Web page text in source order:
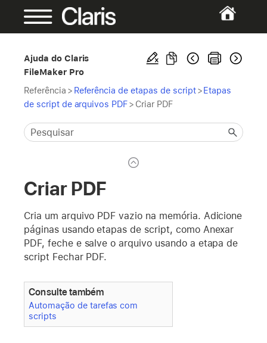
Ajuda do Claris
FileMaker Pro
Referência > Referência de etapas de script >Etapas
de script de arquivos PDF> Criar PDF
Criar PDF
Cria um arquivo PDF vazio na memória. Adicione
páginas usando etapas de script, como Anexar
PDF, feche e salve o arquivo usando a etapa de
script Fechar PDF.
Consulte também
Automação de tarefas com
scripts